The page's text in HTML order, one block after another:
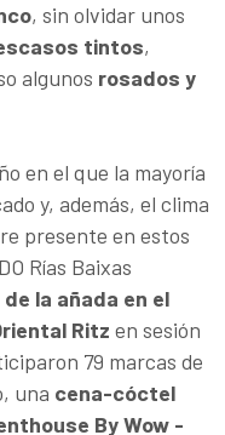
, sin olvidar unos
tintos,
algunos rosados y
en el que la mayoría
y, además, el clima
presente en estos
Rías Baixas
la añada en el
Ritz en sesión
79 marcas de
una cena-cóctel
By Wow -